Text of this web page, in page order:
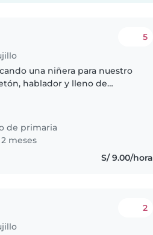
5
una niñera para nuestro
hablador y lleno de
de primaria
meses
S/ 9.00/hora
2